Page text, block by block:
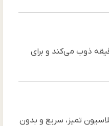
ذوب می‌کند و برای
تمیز، سریع و بدون